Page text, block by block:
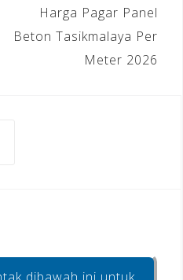
Harga Pagar Panel
Beton Tasikmalaya Per
Meter 2026